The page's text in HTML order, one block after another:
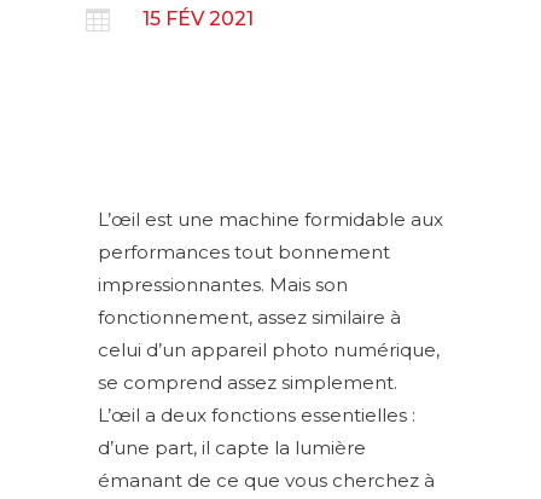
 15 FÉV 2021
L’œil est une machine formidable aux
performances tout bonnement
impressionnantes. Mais son
fonctionnement, assez similaire à
celui d’un appareil photo numérique,
se comprend assez simplement.
L’œil a deux fonctions essentielles :
d’une part, il capte la lumière
émanant de ce que vous cherchez à